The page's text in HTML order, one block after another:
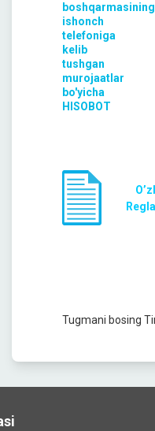
boshqarmasining
ishonch
telefoniga
kelib
tushgan
murojaatlar
bo'yicha
HISOBOT
Tugmani bosing